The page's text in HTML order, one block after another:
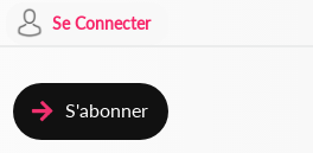
Se Connecter
S'abonner